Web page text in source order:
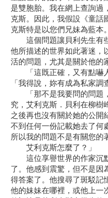
是雙胞胎。我在網上查詢過
克斯。因此，我假設《童話
克斯特是以您們兄妹為藍本
這個問題讓貝利先生有
他所描述的世界如此著迷，
活的問題，尤其是關於他的
「這既正確，又有點嚇人
「我得說，妳有成為私家
「那不是我要問的問題
究，艾利克斯．貝利在柳樹
之後再也沒有關於她的公開
不到任何一份記載她去了何
所以我的問題不是有關您的
艾利克斯怎麼了？」
這位享譽世界的作家沉
了。他感到震驚，但不是因
得答案了。他搜尋了斑駁記
他的妹妹在哪裡，或他上一